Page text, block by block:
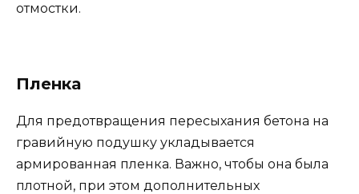
отмостки.
Пленка
Для предотвращения пересыхания бетона на
гравийную подушку укладывается
армированная пленка. Важно, чтобы она была
плотной, при этом дополнительных